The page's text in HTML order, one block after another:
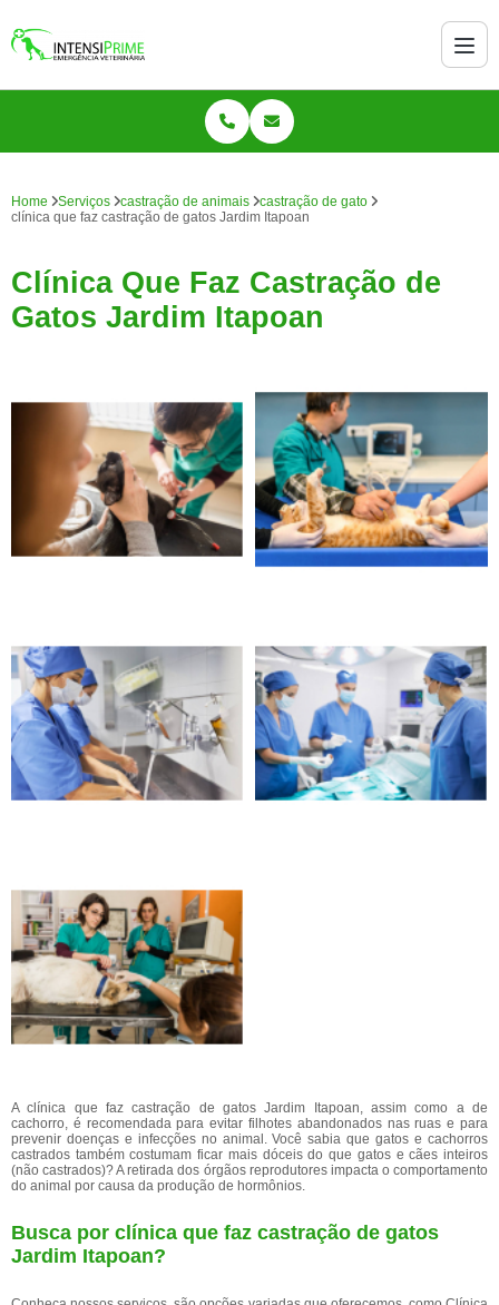
Home Serviços castração de animais
castração de gato
clínica que faz castração de gatos Jardim Itapoan
Clínica Que Faz Castração de
Gatos Jardim Itapoan
A clínica que faz castração de gatos Jardim Itapoan, assim como a de
cachorro, é recomendada para evitar filhotes abandonados nas ruas e para
prevenir doenças e infecções no animal. Você sabia que gatos e cachorros
castrados também costumam ficar mais dóceis do que gatos e cães inteiros
(não castrados)? A retirada dos órgãos reprodutores impacta o comportamento
do animal por causa da produção de hormônios.
Busca por clínica que faz castração de gatos
Jardim Itapoan?